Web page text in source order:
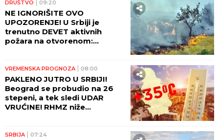
DRUŠTVO 09:20
NE IGNORIŠITE OVO
UPOZORENJE! U Srbiji je
trenutno DEVET aktivnih
požara na otvorenom:
VREMENSKA PROGNOZA 08:00
PAKLENO JUTRO U SRBIJI!
Beograd se probudio na 26
stepeni, a tek sledi UDAR
VRUĆINE! RHMZ niže
SRBIJA 07:24